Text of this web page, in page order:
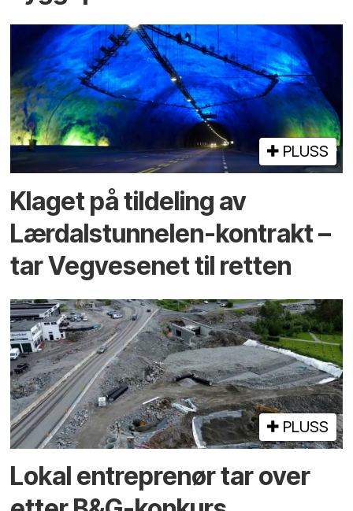
PLUSS
Klaget på tildeling av
Lærdalstunnelen-kontrakt –
tar Vegvesenet til retten
PLUSS
Lokal entreprenør tar over